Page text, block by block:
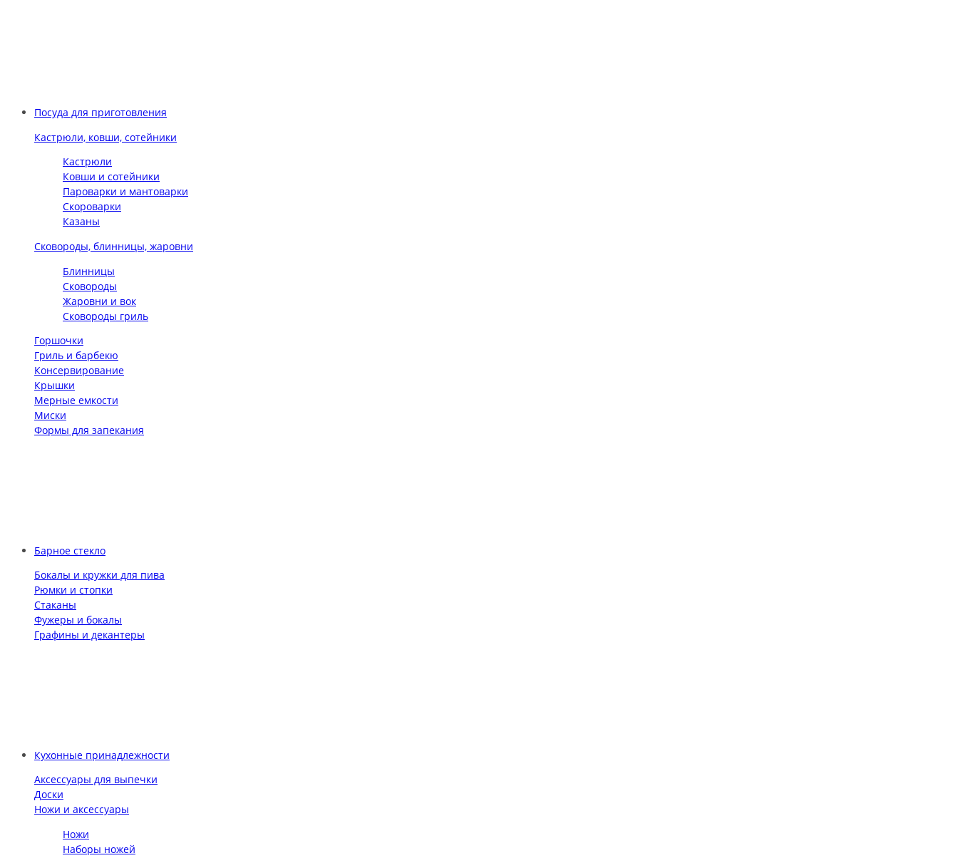
Посуда для приготовления
Кастрюли, ковши, сотейники
Кастрюли
Ковши и сотейники
Пароварки и мантоварки
Скороварки
Казаны
Сковороды, блинницы, жаровни
Блинницы
Сковороды
Жаровни и вок
Сковороды гриль
Горшочки
Гриль и барбекю
Консервирование
Крышки
Мерные емкости
Миски
Формы для запекания
Барное стекло
Бокалы и кружки для пива
Рюмки и стопки
Стаканы
Фужеры и бокалы
Графины и декантеры
Кухонные принадлежности
Аксессуары для выпечки
Доски
Ножи и аксессуары
Ножи
Наборы ножей